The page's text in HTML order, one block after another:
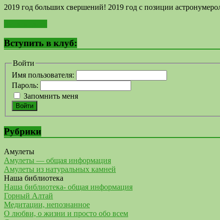
2019 год больших свершений! 2019 год с позиции
Вступить в клуб:
Войти
Имя пользователя:
Пароль:
Запомнить меня
Войти
Рубрики
Амулеты
Амулеты — общая информация
Амулеты из натуральных камней
Наша библиотека
Наша библиотека- общая информация
Горный Алтай
Медитации, непознанное
О любви, о жизни и просто обо всем